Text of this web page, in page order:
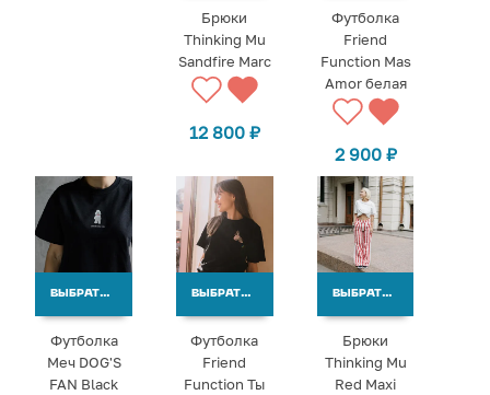
Брюки
Thinking Mu
Sandfire Marc
12 800 ₽
Футболка
Friend
Function Mas
Amor белая
2 900 ₽
ВЫБРАТЬ ВАРИАНТЫ
Футболка
Меч DOG'S
FAN Black
ВЫБРАТЬ ВАРИАНТЫ
Футболка
Friend
Function Ты
ВЫБРАТЬ ВАРИАНТЫ
Брюки
Thinking Mu
Red Maxi